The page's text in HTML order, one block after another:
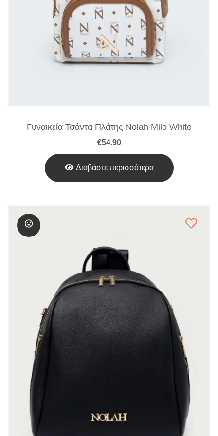
Γυναικεία Τσάντα Πλάτης Nolah Milo White
€54.90
Διαβάστε περισσότερα